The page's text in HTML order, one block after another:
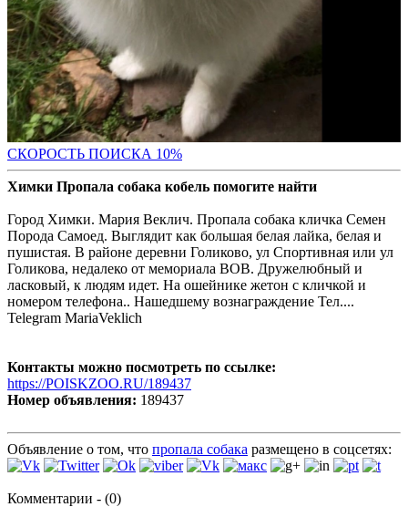
СКОРОСТЬ ПОИСКА 10%
Химки Пропала собака кобель помогите найти
Город Химки. Мария Веклич. Пропала собака кличка Семен
Порода Самоед. Выглядит как большая белая лайка, белая и
пушистая. В районе деревни Голиково, ул Спортивная или ул
Голикова, недалеко от мемориала ВОВ. Дружелюбный и
ласковый, к людям идет. На ошейнике жетон с кличкой и
номером телефона.. Нашедшему вознаграждение Тел....
Telegram MariaVeklich
Контакты можно посмотреть по ссылке:
https://POISKZOO.RU/189437
Номер объявления: 189437
Объявление о том, что пропала собака размещено в соцсетях:
Комментарии - (0)